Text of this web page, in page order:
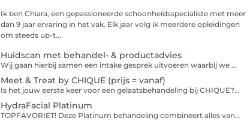
Ik ben Chiara, een gepassioneerde schoonheidsspecialiste met meer
dan 9 jaar ervaring in het vak. Elk jaar volg ik meerdere opleidingen
om steeds up-t...
Huidscan met behandel- & productadvies
Wij gaan hierbij samen een intake gesprek uitvoeren waarbij we alles overlopen qua wensen, levensstijl of huidproblemen. Wat wil je verbeteren, loop je ergens tegenaan, weet je niet waar aan te beginnen of ben je eens benieuwd hoe ik te werk ga en waar ik jou mee kan helpen? We gaan met de OBSERV 520x foto's nemen van jouw huid om huidproblemen in de huid op te sporen en effectief te kunnen aanpakken. Steeds met gratis behandel en productadvies.
Meet & Treat by CHIQUE (prijs = vanaf)
Is het jouw eerste keer voor een gelaatsbehandeling bij CHIQUE? Dan is deze optie geschikt voor jou! Hierbij starten we met een huidscan m.b.v. de OBSERV 520X en daarna gaan we een behandeling naar keuze uitvoeren
HydraFacial Platinum
TOPFAVORIET! Deze Platinum behandeling combineert alles van de HydraFacial Deluxe Premium (premium booster en LED-therapie) met een ontspannende lymfedrainage. De lymfedrainage zorgt voor een ware detox van de huid: voert afvalstoffen en overtollig vocht af en activeert de huid zodat alle werkstoffen die erna komen vele beter worden opgenomen! Wanneer de lymfen doorstromen zijn de cellen voorzien van vers vocht. Resultaat: de huid ziet er fris en levendig uit! Be ready to GLOW & Feel CHIQUE!